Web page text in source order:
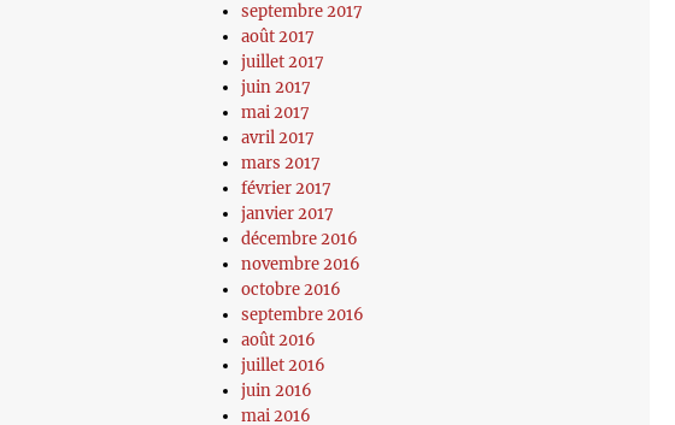
septembre 2017
août 2017
juillet 2017
juin 2017
mai 2017
avril 2017
mars 2017
février 2017
janvier 2017
décembre 2016
novembre 2016
octobre 2016
septembre 2016
août 2016
juillet 2016
juin 2016
mai 2016